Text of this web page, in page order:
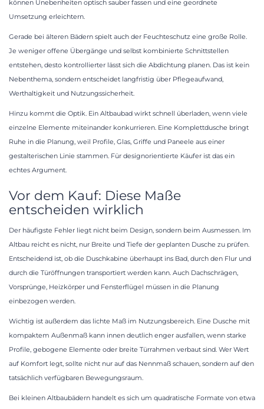
können Unebenheiten optisch sauber fassen und eine geordnete
Umsetzung erleichtern.
Gerade bei älteren Bädern spielt auch der Feuchteschutz eine große Rolle.
Je weniger offene Übergänge und selbst kombinierte Schnittstellen
entstehen, desto kontrollierter lässt sich die Abdichtung planen. Das ist kein
Nebenthema, sondern entscheidet langfristig über Pflegeaufwand,
Werthaltigkeit und Nutzungssicherheit.
Hinzu kommt die Optik. Ein Altbaubad wirkt schnell überladen, wenn viele
einzelne Elemente miteinander konkurrieren. Eine Komplettdusche bringt
Ruhe in die Planung, weil Profile, Glas, Griffe und Paneele aus einer
gestalterischen Linie stammen. Für designorientierte Käufer ist das ein
echtes Argument.
Vor dem Kauf: Diese Maße
entscheiden wirklich
Der häufigste Fehler liegt nicht beim Design, sondern beim Ausmessen. Im
Altbau reicht es nicht, nur Breite und Tiefe der geplanten Dusche zu prüfen.
Entscheidend ist, ob die Duschkabine überhaupt ins Bad, durch den Flur und
durch die Türöffnungen transportiert werden kann. Auch Dachschrägen,
Vorsprünge, Heizkörper und Fensterflügel müssen in die Planung
einbezogen werden.
Wichtig ist außerdem das lichte Maß im Nutzungsbereich. Eine Dusche mit
kompaktem Außenmaß kann innen deutlich enger ausfallen, wenn starke
Profile, gebogene Elemente oder breite Türrahmen verbaut sind. Wer Wert
auf Komfort legt, sollte nicht nur auf das Nennmaß schauen, sondern auf den
tatsächlich verfügbaren Bewegungsraum.
Bei kleinen Altbaubädern handelt es sich um quadratische Formate von etwa